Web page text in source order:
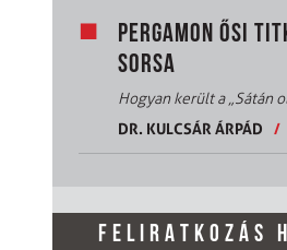
PERGAMON ŐSI
SORSA
Hogyan került a „Sátán
DR. KULCSÁR ÁRPÁD
/
FELIRATKOZÁS